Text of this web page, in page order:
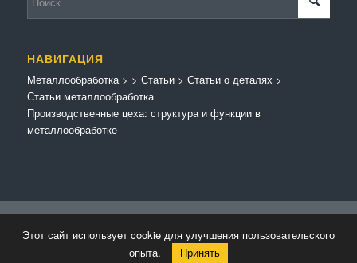
НАВИГАЦИЯ
Металлообработка>
Статьи металлообработка
> Статьи> Статьи о деталях >
Производственные цеха: структура и функции в
металлообработке
Kriesi
Этот сайт использует cookie для улучшения пользовательского
опыта.
Принять